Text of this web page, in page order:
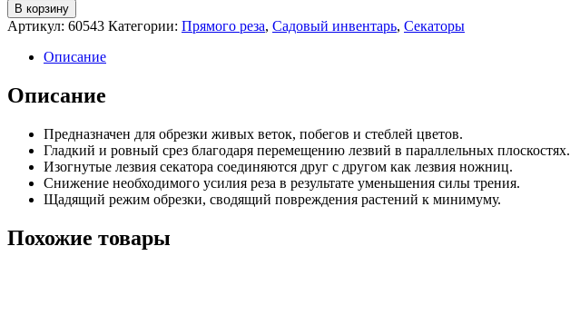
В корзину
Артикул: 60543 Категории: Прямого реза, Садовый инвентарь, Секаторы
Описание
Описание
Предназначен для обрезки живых веток, побегов и стеблей цветов.
Гладкий и ровный срез благодаря перемещению лезвий в параллельных плоскостях.
Изогнутые лезвия секатора соединяются друг с другом как лезвия ножниц.
Снижение необходимого усилия реза в результате уменьшения силы трения.
Щадящий режим обрезки, сводящий повреждения растений к минимуму.
Похожие товары